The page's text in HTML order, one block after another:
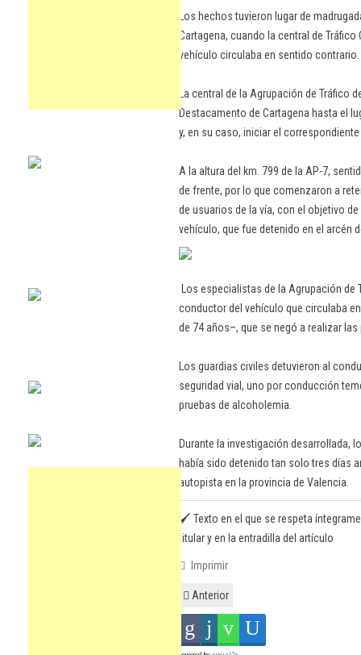
Los hechos tuvieron lugar de
Cartagena, cuando la central de
vehículo circulaba en sentido contrario.
La central de la Agrupación de Tráfico
Destacamento de Cartagena hasta el
y, en su caso, iniciar el
A la altura del km. 799 de la AP-7,
de frente, por lo que comenzaron a
de usuarios de la vía, con el objetivo
vehículo, que fue detenido en el arcén
Los especialistas de la Agrupación
conductor del vehículo que circulaba
de 74 años–, que se negó a realizar
Los guardias civiles detuvieron al
seguridad vial, uno por conducción
pruebas de alcoholemia.
Durante la investigación desarrollada,
había sido detenido tan solo tres días
autopista en la provincia de Valencia.
🖌️ Texto en el que se respeta
titular y en la entradilla del artículo
Imprimir
Anterior